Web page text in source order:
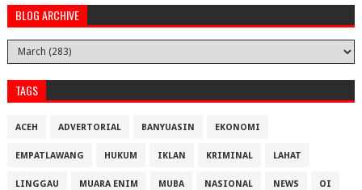
BLOG ARCHIVE
TAGS
ACEH ADVERTORIAL BANYUASIN EKONOMI
EMPATLAWANG HUKUM IKLAN KRIMINAL LAHAT
LINGGAU MUARA ENIM MUBA NASIONAL NEWS OI